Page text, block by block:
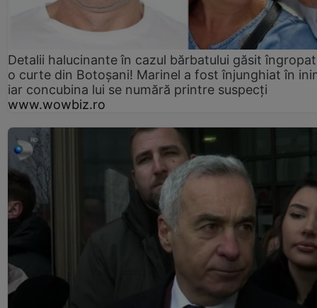
Detalii halucinante în cazul bărbatului găsit
o curte din Botoșani! Marinel a fost înjunghiat în
iar concubina lui se numără printre suspecți
www.wowbiz.ro